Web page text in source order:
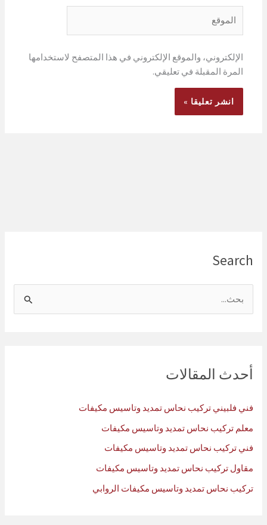
Search
ث
عأحدث المقالات
فني فلبيني تركيب نحاس تمديد وتاسيس مكيفات
معلم تركيب نحاس تمديد وتاسيس مكيفات
فني تركيب نحاس تمديد وتاسيس مكيفات
مقاول تركيب نحاس تمديد وتاسيس مكيفات
تركيب نحاس تمديد وتاسيس مكيفات الروابي
الإلكتروني، والموقع الإلكتروني في هذا المتصفح لاستخدامها
المرة المقبلة في تعليقي.